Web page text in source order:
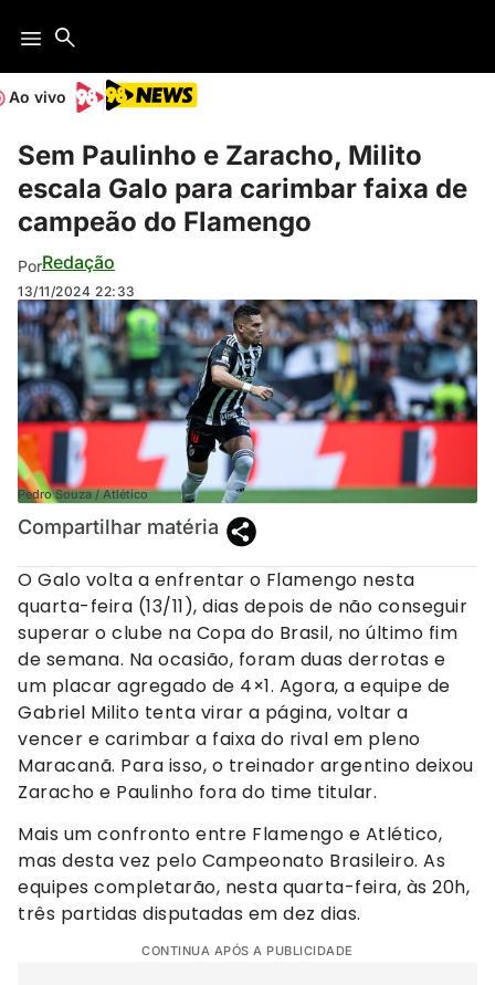
Ao vivo
Sem Paulinho e Zaracho, Milito
escala Galo para carimbar faixa de
campeão do Flamengo
PorRedação
13/11/2024 22:33
Pedro Souza / Atlético
Compartilhar matéria
O Galo volta a enfrentar o Flamengo nesta
quarta-feira (13/11), dias depois de não conseguir
superar o clube na Copa do Brasil, no último fim
de semana. Na ocasião, foram duas derrotas e
um placar agregado de 4×1. Agora, a equipe de
Gabriel Milito tenta virar a página, voltar a
vencer e carimbar a faixa do rival em pleno
Maracanã. Para isso, o treinador argentino deixou
Zaracho e Paulinho fora do time titular.
Mais um confronto entre Flamengo e Atlético,
mas desta vez pelo Campeonato Brasileiro. As
equipes completarão, nesta quarta-feira, às 20h,
três partidas disputadas em dez dias.
CONTINUA APÓS A PUBLICIDADE